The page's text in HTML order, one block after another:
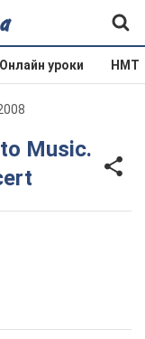
Онлайн уроки НМТ